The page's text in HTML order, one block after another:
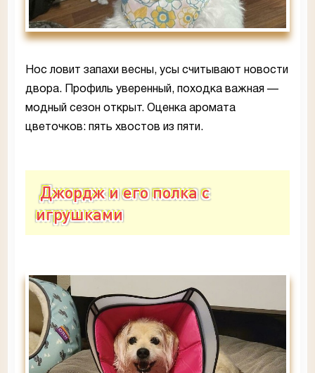
Нос ловит запахи весны, усы считывают новости
двора. Профиль уверенный, походка важная —
модный сезон открыт. Оценка аромата
цветочков: пять хвостов из пяти.
Джордж и его полка с
игрушками